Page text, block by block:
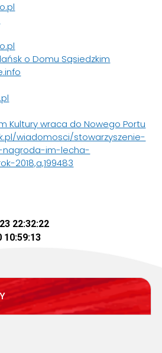
o Domu Sąsiedzkim
Kultury wraca do Nowego Portu
wiadomosci/stowarzyszenie-
im-lecha-
2018,a,199483
22:32:22
10:59:13